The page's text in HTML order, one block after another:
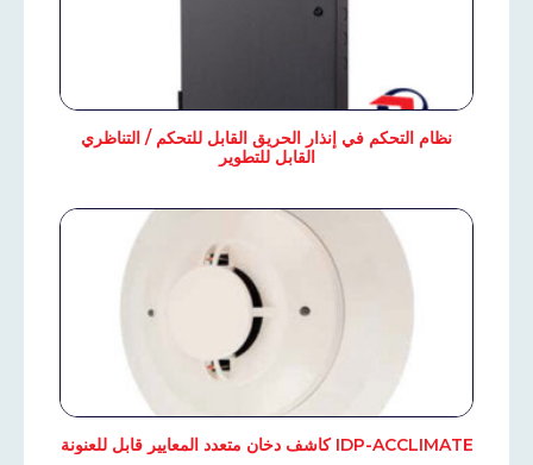
نظام التحكم في إنذار الحريق القابل للتحكم / التناظري
القابل للتطوير
IDP-ACCLIMATE كاشف دخان متعدد المعايير قابل للعنونة